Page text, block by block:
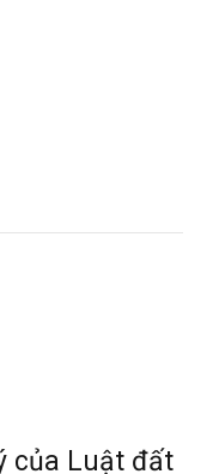
của Luật đất